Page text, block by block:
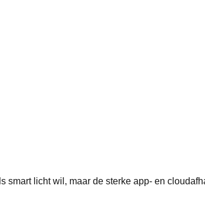
licht wil, maar de sterke app‑ en